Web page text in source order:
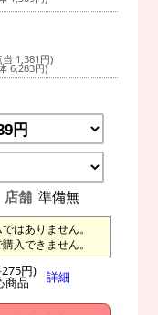
当 1,381円)
6,283円)
店舗 準備無
はありません。
入できません。
円)
商品 詳細